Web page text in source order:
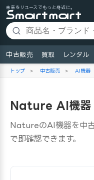
未来をリユースでもっと身近に。
中古販売 買取 レンタル
トップ > 中古販売 > AI機器
Nature AI機器
NatureのAI機器を中
で即確認できます。